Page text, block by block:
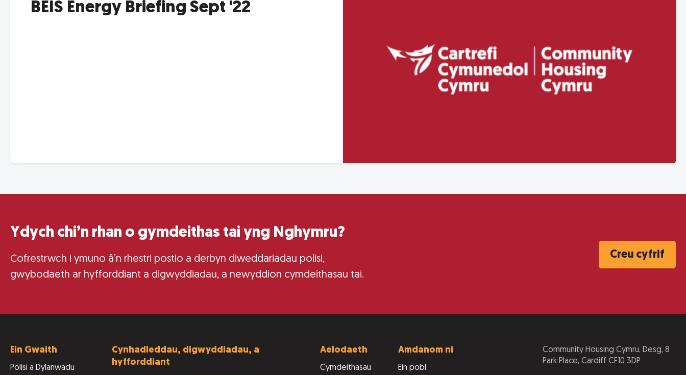
BEIS Energy Briefing Sept '22
Ydych chi’n rhan o gymdeithas tai yng Nghymru?
Cofrestrwch i ymuno â’n rhestri postio a derbyn diweddariadau polisi,
gwybodaeth ar hyfforddiant a digwyddiadau, a newyddion cymdeithasau tai.
Creu cyfrif
Ein Gwaith
Polisi a Dylanwadu
Cynhadleddau, digwyddiadau, a
hyfforddiant
Aelodaeth
Cymdeithasau
Amdanom ni
Ein pobl
Community Housing Cymru, Desg, 8
Park Place, Cardiff CF10 3DP